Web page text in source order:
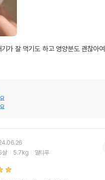
가 잘 먹기도 하고 영양분도 괜찮아여
살 5.7kg 말티푸